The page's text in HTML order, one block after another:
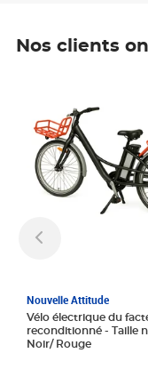
Nos clients
Nouvelle Attitude
Vélo électrique du
reconditionné - Taille normale -
Noir/ Rouge